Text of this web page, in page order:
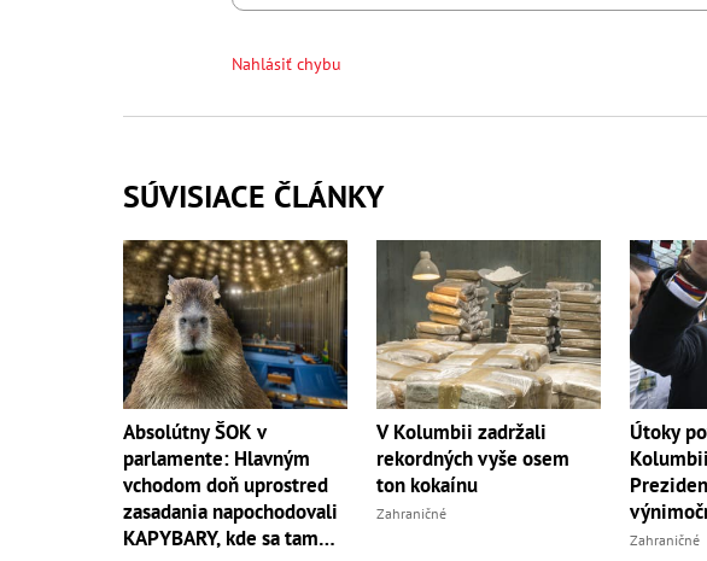
Nahlásiť chybu
SÚVISIACE ČLÁNKY
Absolútny ŠOK v
parlamente: Hlavným
vchodom doň uprostred
zasadania napochodovali
KAPYBARY, kde sa tam
V Kolumbii zadržali
rekordných vyše osem
ton kokaínu
Zahraničné
Útoky
Zahraničné